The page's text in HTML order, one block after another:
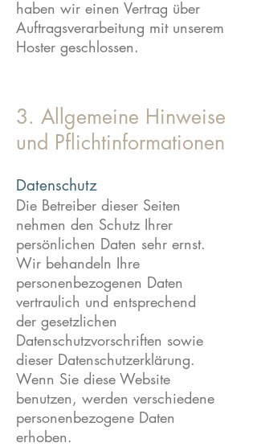
haben wir einen Vertrag über
Auftragsverarbeitung mit unserem
Hoster geschlossen.
3. Allgemeine Hinweise
und Pflichtinformationen
Datenschutz
Die Betreiber dieser Seiten
nehmen den Schutz Ihrer
persönlichen Daten sehr ernst.
Wir behandeln Ihre
personenbezogenen Daten
vertraulich und entsprechend
der gesetzlichen
Datenschutzvorschriften sowie
dieser Datenschutzerklärung.
Wenn Sie diese Website
benutzen, werden verschiedene
personenbezogene Daten
erhoben.